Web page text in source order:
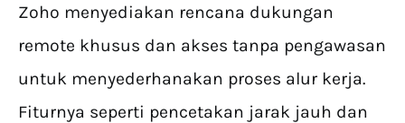
Zoho menyediakan rencana dukungan
remote khusus dan akses tanpa pengawasan
untuk menyederhanakan proses alur kerja.
Fiturnya seperti pencetakan jarak jauh dan